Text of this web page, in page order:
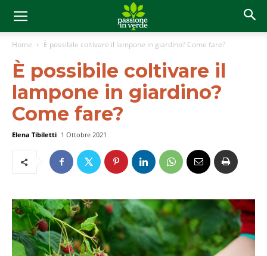
Home È possibile coltivare il lampone in giardino? Come fare?
È possibile coltivare il
lampone in giardino?
Come fare?
Elena Tibiletti 1 Ottobre 2021